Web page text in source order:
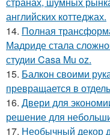
английских коттеджах.
14. Полная
Мадриде стала
студии Casa Mu oz.
15. Балкон своими
превращается в
16. Двери для
решение для
17. Необычный декор